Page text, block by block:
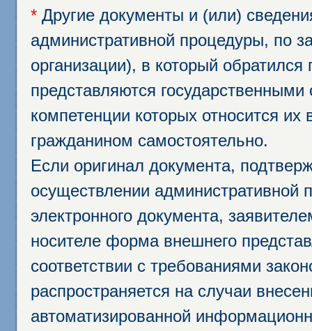
* Другие документы и (или)
административной процедуры, по
организации), в который
представляются
компетенции которых относится
гражданином самостоятельно.
Если оригинал документа,
осуществлении административной
электронного документа,
носителе форма внешнего
соответствии с требованиями
распространяется на случаи
автоматизированной